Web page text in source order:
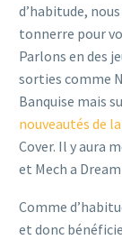
d’habitude,
tonnerre pour
Parlons en des
sorties comme
Banquise mais
nouveautés de
Cover. Il y aura
et Mech a
Comme
et donc